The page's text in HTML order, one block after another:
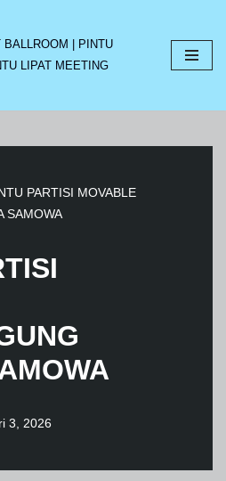
BALLROOM | PINTU
LIPAT MEETING
PARTISI MOVABLE
SAMOWA
3, 2026